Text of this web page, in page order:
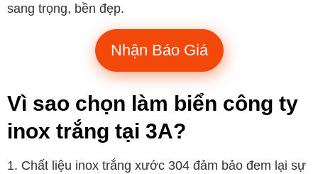
sang trọng, bền đẹp.
Nhận Báo Giá
Vì sao chọn làm biển công ty
inox trắng tại 3A?
Chất liệu inox trắng xước 304 đảm bảo đem lại sự